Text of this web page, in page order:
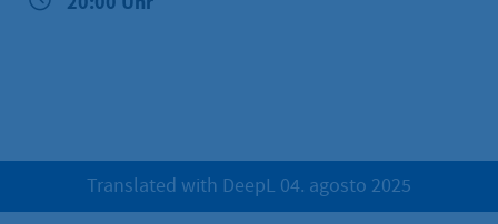
Translated with DeepL 04. agosto 2025